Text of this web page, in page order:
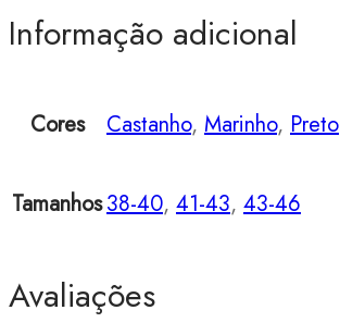
Informação adicional
Cores Castanho, Marinho, Preto
Tamanhos38-40, 41-43, 43-46
Avaliações